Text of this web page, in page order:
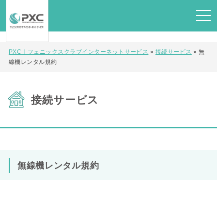
PXC｜フェニックスクラブインターネットサービス » 接続サービス »無
線機レンタル規約
接続サービス
無線機レンタル規約